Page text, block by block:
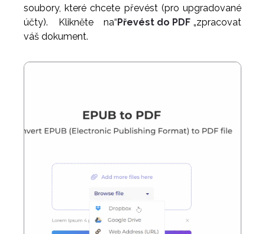
soubory, které chcete převést (pro upgradované
účty). Klikněte na“Převést do PDF „zpracovat
váš dokument.